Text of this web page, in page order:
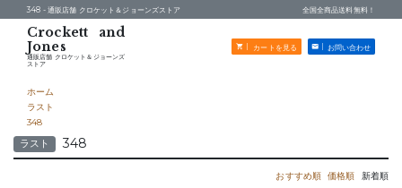
通販店舗 クロケット＆ジョーンズ
ストア
カートを見る お問い合わせ
348 - 通販店舗 クロケット＆ジョーンズストア 全国全商品送料無料！
ホーム
ラスト
348
ラスト 348
おすすめ順 価格順 新着順